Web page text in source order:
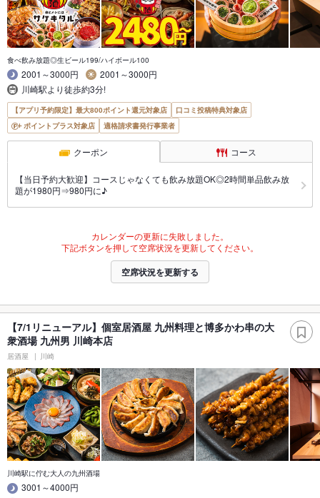
食べ飲み放題◎生ビール199/ハイボール100
2001～3000円
2001～3000円
川崎駅より徒歩約3分!
【アプリ予約限定】最大800ポイント還元対象店
口コミ投稿特典対象店
ポイントプラス対象店
適格請求書発行事業者
クーポン コース
【当日予約大歓迎】コースじゃなくても飲み放題OK◎2時間単品飲み放
題が1980円⇒980円に♪
カレンダーの更新に失敗しました。
下記ボタンを押して空席状況を更新してください。
空席状況を更新する
【7/1リニューアル】個室居酒屋 九州料理と博多かわ串の大
衆酒場 九州男 川崎本店
居酒屋 川崎
川崎駅に佇む大人の九州酒場
3001～4000円